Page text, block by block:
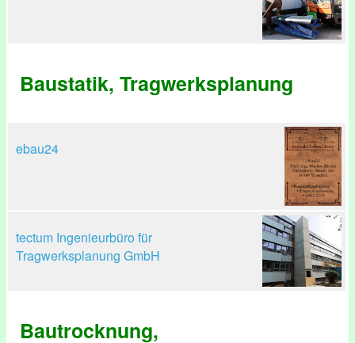
Baustatik, Tragwerksplanung
ebau24
tectum Ingenieurbüro für
Tragwerksplanung GmbH
Bautrocknung,